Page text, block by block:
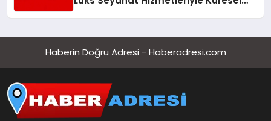
Haberin Doğru Adresi - Haberadresi.com